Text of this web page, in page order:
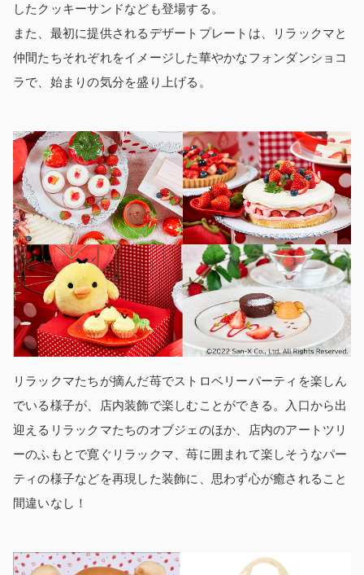
したクッキーサンドなども登場する。
また、最初に提供されるデザートプレートは、リラックマと
仲間たちそれぞれをイメージした華やかなフォンダンショコ
ラで、始まりの気分を盛り上げる。
リラックマたちが摘んだ苺でストロベリーパーティを楽しん
でいる様子が、店内装飾で楽しむことができる。入口から出
迎えるリラックマたちのオブジェのほか、店内のアートツリ
ーのふもとで寛ぐリラックマ、苺に囲まれて楽しそうなパー
ティの様子などを再現した装飾に、思わず心が癒されること
間違いなし！